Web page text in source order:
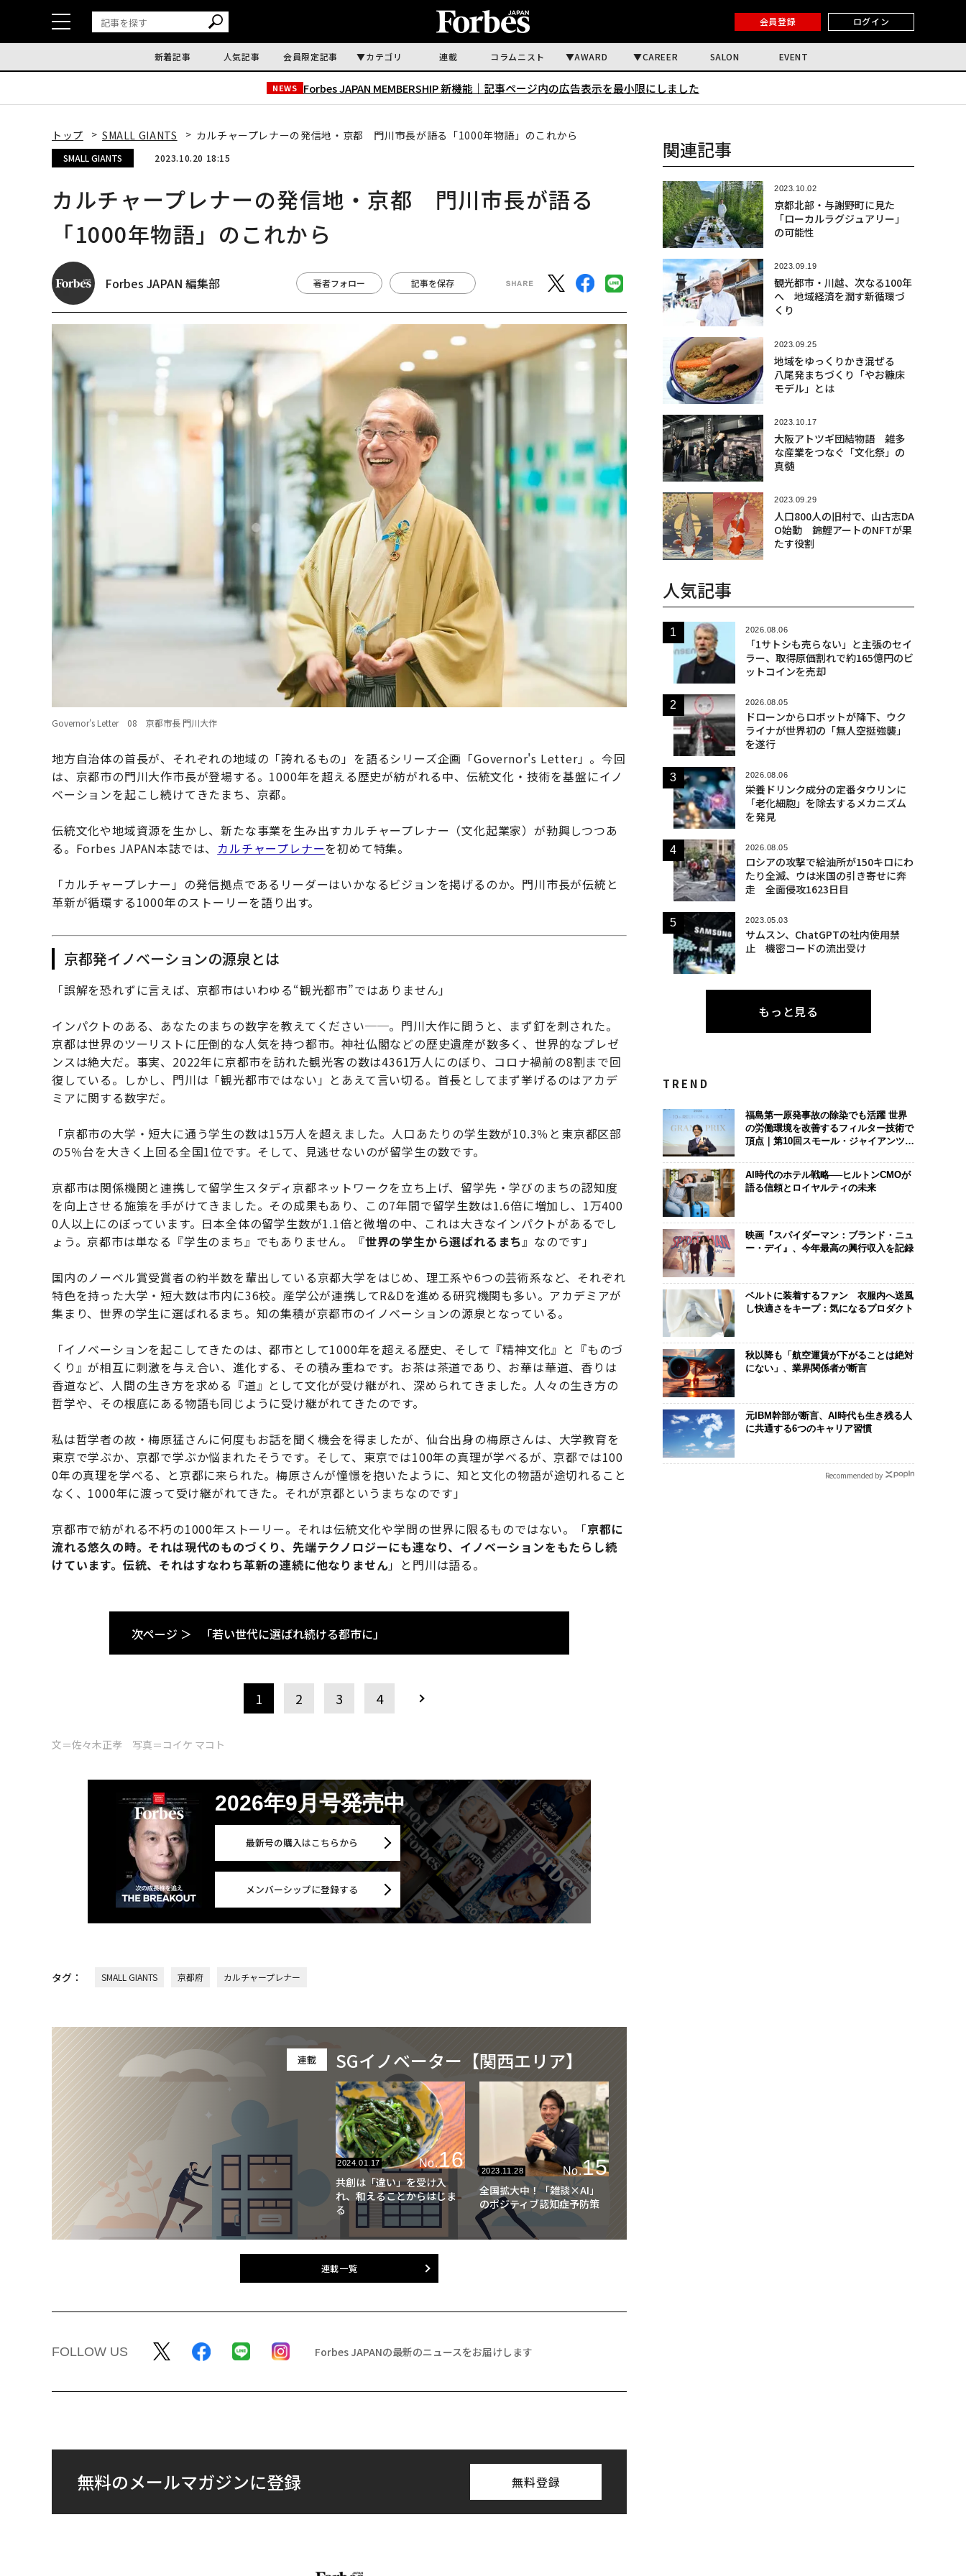
会員登録 ログイン
新着記事 人気記事 会員限定記事 カテゴリ 連載 コラムニスト AWARD CAREER SALON EVENT
NEWS Forbes JAPAN MEMBERSHIP 新機能｜ 記事ページ内の広告表示を最小限にしました
トップ SMALL GIANTS カルチャープレナーの発信地・京都 門川市長が語る「1000年物語」のこれから
SMALL GIANTS 2023.10.20 18:15
カルチャープレナーの発信地・京都 門川市長が語る
「1000年物語」のこれから
Forbes JAPAN 編集部 著者フォロー 記事を保存
Governor's Letter 08 京都市長 門川大作
地方自治体の首長が、それぞれの地域の「誇れるもの」を語るシリーズ企画「Governor's Letter」。今回
は、京都市の門川大作市長が登場する。1000年を超える歴史が紡がれる中、伝統文化・技術を基盤にイノ
ベーションを起こし続けてきたまち、京都。
伝統文化や地域資源を生かし、新たな事業を生み出すカルチャープレナー（文化起業家）が勃興しつつあ
る。Forbes JAPAN本誌では、 カルチャープレナーを初めて特集。
「カルチャープレナー」の発信拠点であるリーダーはいかなるビジョンを掲げるのか。門川市長が伝統と
革新が循環する1000年のストーリーを語り出す。
京都発イノベーションの源泉とは
「誤解を恐れずに言えば、京都市はいわゆる“観光都市”ではありません」
インパクトのある、あなたのまちの数字を教えてください──。門川大作に問うと、まず釘を刺された。
京都は世界のツーリストに圧倒的な人気を持つ都市。神社仏閣などの歴史遺産が数多く、世界的なプレゼ
ンスは絶大だ。事実、2022年に京都市を訪れた観光客の数は4361万人にのぼり、コロナ禍前の8割まで回
復している。しかし、門川は「観光都市ではない」とあえて言い切る。首長としてまず挙げるのはアカデ
ミアに関する数字だ。
「京都市の大学・短大に通う学生の数は15万人を超えました。人口あたりの学生数が10.3％と東京都区部
の5％台を大きく上回る全国1位です。そして、見逃せないのが留学生の数です。
京都市は関係機関と連携して留学生スタディ京都ネットワークを立ち上げ、留学先・学びのまちの認知度
を向上させる施策を手がけてきました。その成果もあり、この7年間で留学生数は1.6倍に増加し、1万400
0人以上にのぼっています。日本全体の留学生数が1.1倍と微増の中、これは大きなインパクトがあるでし
ょう。京都市は単なる『学生のまち』でもありません。『世界の学生から選ばれるまち』なのです」
国内のノーベル賞受賞者の約半数を輩出している京都大学をはじめ、理工系や6つの芸術系など、それぞれ
特色を持った大学・短大数は市内に36校。産学公が連携してR&Dを進める研究機関も多い。アカデミアが
集まり、世界の学生に選ばれるまち。知の集積が京都市のイノベーションの源泉となっている。
「イノベーションを起こしてきたのは、都市として1000年を超える歴史、そして『精神文化』と『ものづ
くり』が相互に刺激を与え合い、進化する、その積み重ねです。お茶は茶道であり、お華は華道、香りは
香道など、人間の生き方を求める『道』として文化が受け継がれ、深められてきました。人々の生き方の
哲学や、その根底にある物語も同じように受け継がれてきたのです。
私は哲学者の故・梅原猛さんに何度もお話を聞く機会を得ましたが、仙台出身の梅原さんは、大学教育を
東京で学ぶか、京都で学ぶか悩まれたそうです。そして、東京では100年の真理が学べるが、京都では100
0年の真理を学べる、と京都に来られた。梅原さんが憧憬を抱いたように、知と文化の物語が途切れること
なく、1000年に渡って受け継がれてきた。それが京都というまちなのです」
京都市で紡がれる不朽の1000年ストーリー。それは伝統文化や学問の世界に限るものではない。「京都に
流れる悠久の時。それは現代のものづくり、先端テクノロジーにも連なり、イノベーションをもたらし続
けています。伝統、それはすなわち革新の連続に他なりません」と門川は語る。
次ページ ＞ 「若い世代に選ばれ続ける都市に」
1 2 3 4
文＝佐々木正孝 写真＝コイケ マコト
2026年9月号発売中
最新号の購入はこちらから
メンバーシップに登録する
タグ： SMALL GIANTS 京都府 カルチャープレナー
連載 SGイノベーター【関西エリア】
2024.01.17 No.16
共創は「違い」を受け入
れ、和えることからはじま
る
2023.11.28 No.15
全国拡大中！「雑談×AI」
のポジティブ認知症予防策
連載一覧
FOLLOW US Forbes JAPANの最新のニュースをお届けします
無料のメールマガジンに登録 無料登録
関連記事
2023.10.02
京都北部・与謝野町に見た
「ローカルラグジュアリー」
の可能性
2023.09.19
観光都市・川越、次なる100年
へ 地域経済を潤す新循環づ
くり
2023.09.25
​​地域をゆっくりかき混ぜる
八尾発まちづくり「やお糠床
モデル」とは
2023.10.17
大阪アトツギ団結物語 雑多
な産業をつなぐ「文化祭」の
真髄
2023.09.29
人口800人の旧村で、山古志DA
O始動 錦鯉アートのNFTが果
たす役割
人気記事
2026.08.06
「1サトシも売らない」と主張のセイ
ラー、取得原価割れで約165億円のビ
ットコインを売却
2026.08.05
ドローンからロボットが降下、ウク
ライナが世界初の「無人空挺強襲」
を遂行
2026.08.06
栄養ドリンク成分の定番タウリンに
「老化細胞」を除去するメカニズム
を発見
2026.08.05
ロシアの攻撃で給油所が150キロにわ
たり全滅、ウは米国の引き寄せに奔
走 全面侵攻1623日目
2023.05.03
サムスン、ChatGPTの社内使用禁
止 機密コードの流出受け
もっと見る
TREND
福島第一原発事故の除染でも活躍 世界
の労働環境を改善するフィルター技術で
頂点｜第10回スモール・ジャイアンツ
AI時代のホテル戦略──ヒルトンCMOが
語る信頼とロイヤルティの未来
映画『スパイダーマン：ブランド・ニュ
ー・デイ』、今年最高の興行収入を記録
ベルトに装着するファン 衣服内へ送風
し快適さをキープ：気になるプロダクト
秋以降も「航空運賃が下がることは絶対
にない」、業界関係者が断言
元IBM幹部が断言、AI時代も生き残る人
に共通する6つのキャリア習慣
Recommended by